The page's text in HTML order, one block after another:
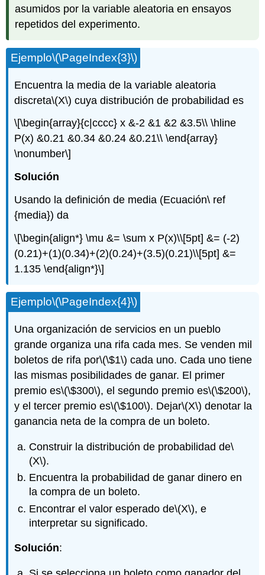
asumidos por la variable aleatoria en ensayos
repetidos del experimento.
Ejemplo\(\PageIndex{3}\)
Encuentra la media de la variable aleatoria
discreta\(X\) cuya distribución de probabilidad es
\[\begin{array}{c|cccc} x &-2 &1 &2 &3.5\\ \hline
P(x) &0.21 &0.34 &0.24 &0.21\\ \end{array}
\nonumber\]
Solución
Usando la definición de media (Ecuación\ ref
{media}) da
\[\begin{align*} \mu &= \sum x P(x)\\[5pt] &= (-2)
(0.21)+(1)(0.34)+(2)(0.24)+(3.5)(0.21)\\[5pt] &=
1.135 \end{align*}\]
Ejemplo\(\PageIndex{4}\)
Una organización de servicios en un pueblo
grande organiza una rifa cada mes. Se venden mil
boletos de rifa por\(\$1\) cada uno. Cada uno tiene
las mismas posibilidades de ganar. El primer
premio es\(\$300\), el segundo premio es\(\$200\),
y el tercer premio es\(\$100\). Dejar\(X\) denotar la
ganancia neta de la compra de un boleto.
Construir la distribución de probabilidad de\
(X\).
Encuentra la probabilidad de ganar dinero en
la compra de un boleto.
Encontrar el valor esperado de\(X\), e
interpretar su significado.
Solución: